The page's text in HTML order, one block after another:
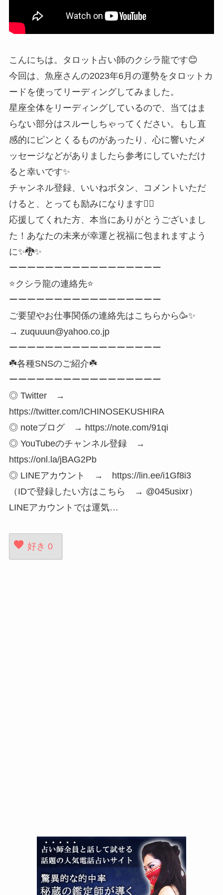
こんにちは。タロット占い師のクシラ龍です😊
今回は、魚座さんの2023年6月の運勢をタロットカ
ードを使ってリーディングしてみました。
星座全体をリーディングしているので、当てはま
らない部分はスルーしちゃってください。もし直
感的にピンとくるものがあったり、心に響いたメ
ッセージなどがありましたら参考にしていただけ
ると幸いです✨
チャンネル登録、いいねボタン、コメントいただ
けると、とっても励みになります🙇‍♂️
応援してくれた方、本当にありがとうございまし
た！あなたの未来が幸運と祝福に包まれますよう
に✨🐉✨
ーーーーーーーーーーーーーーーーー
⭐️クシラ龍の連絡先⭐️
ーーーーーーーーーーーーーーーーー
ご要望やお仕事関係の連絡先はこちらから🥳✨
→ zuquuun@yahoo.co.jp
ーーーーーーーーーーーーーーーーー
☘️各種SNSのご紹介☘️
ーーーーーーーーーーーーーーーーー
◎ Twitter →
https://twitter.com/ICHINOSEKUSHIRA
◎ noteブログ → https://note.com/91qi
◎ YouTubeのチャンネル登録 →
https://onl.la/jBAG2Pb
◎ LINEアカウント → https://lin.ee/i1Gf8i3
（IDで登録したい方はこちら → @045usixr）
LINEアカウントでは運気…
好き 0